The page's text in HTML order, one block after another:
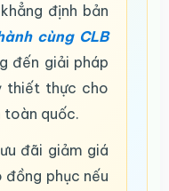
định bản
cùng CLB
đến giải pháp
thiết thực cho
toàn quốc.
đãi giảm giá
phục nếu